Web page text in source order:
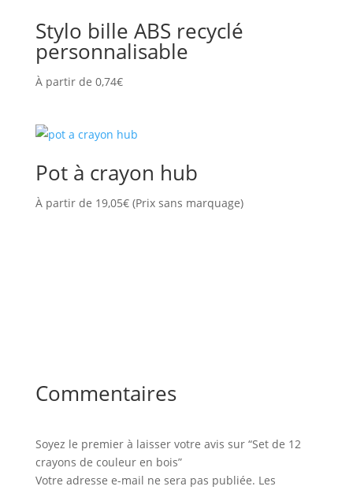
Stylo bille ABS recyclé
personnalisable
À partir de 0,74€
Pot à crayon hub
À partir de 19,05€(Prix sans marquage)
Commentaires
Soyez le premier à laisser votre avis sur “Set de 12
crayons de couleur en bois”
Votre adresse e-mail ne sera pas publiée. Les